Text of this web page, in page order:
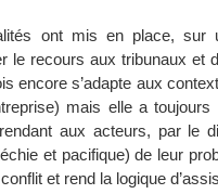
ont mis en place, sur
le recours aux tribunaux et
encore s’adapte aux
mais elle a toujours
aux acteurs, par le
et pacifique) de leur
et rend la logique